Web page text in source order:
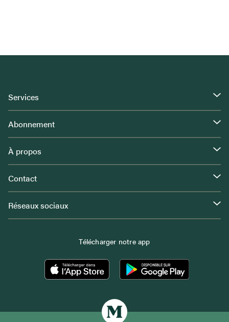
Services
Abonnement
À propos
Contact
Réseaux sociaux
Télécharger notre app